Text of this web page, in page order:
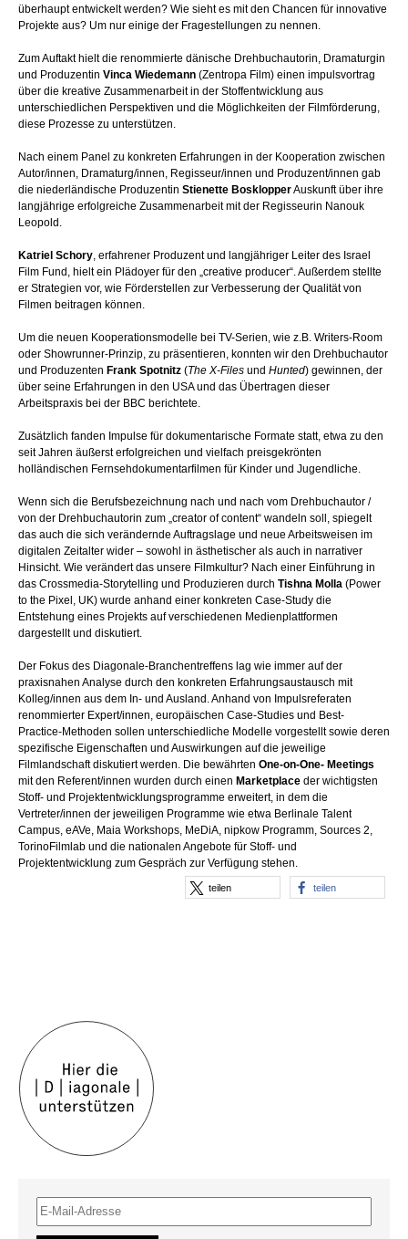
überhaupt entwickelt werden? Wie sieht es mit den Chancen für innovative
Projekte aus? Um nur einige der Fragestellungen zu nennen.
Zum Auftakt hielt die renommierte dänische Drehbuchautorin, Dramaturgin
und Produzentin Vinca Wiedemann (Zentropa Film) einen impulsvortrag
über die kreative Zusammenarbeit in der Stoffentwicklung aus
unterschiedlichen Perspektiven und die Möglichkeiten der Filmförderung,
diese Prozesse zu unterstützen.
Nach einem Panel zu konkreten Erfahrungen in der Kooperation zwischen
Autor/innen, Dramaturg/innen, Regisseur/innen und Produzent/innen gab
die niederländische Produzentin Stienette BosklopperAuskunft über ihre
langjährige erfolgreiche Zusammenarbeit mit der Regisseurin Nanouk
Leopold.
Katriel Schory, erfahrener Produzent und langjähriger Leiter des Israel
Film Fund, hielt ein Plädoyer für den „creative producer“. Außerdem stellte
er Strategien vor, wie Förderstellen zur Verbesserung der Qualität von
Filmen beitragen können.
Um die neuen Kooperationsmodelle bei TV-Serien, wie z.B. Writers-Room
oder Showrunner-Prinzip, zu präsentieren, konnten wir den Drehbuchautor
und Produzenten Frank Spotnitz (The X-Files und Hunted) gewinnen, der
über seine Erfahrungen in den USA und das Übertragen dieser
Arbeitspraxis bei der BBC berichtete.
Zusätzlich fanden Impulse für dokumentarische Formate statt, etwa zu den
seit Jahren äußerst erfolgreichen und vielfach preisgekrönten
holländischen Fernsehdokumentarfilmen für Kinder und Jugendliche.
Wenn sich die Berufsbezeichnung nach und nach vom Drehbuchautor /
von der Drehbuchautorin zum „creator of content“ wandeln soll, spiegelt
das auch die sich verändernde Auftragslage und neue Arbeitsweisen im
digitalen Zeitalter wider – sowohl in ästhetischer als auch in narrativer
Hinsicht. Wie verändert das unsere Filmkultur? Nach einer Einführung in
das Crossmedia-Storytelling und Produzieren durch Tishna Molla (Power
to the Pixel, UK) wurde anhand einer konkreten Case-Study die
Entstehung eines Projekts auf verschiedenen Medienplattformen
dargestellt und diskutiert.
Der Fokus des Diagonale-Branchentreffens lag wie immer auf der
praxisnahen Analyse durch den konkreten Erfahrungsaustausch mit
Kolleg/innen aus dem In- und Ausland. Anhand von Impulsreferaten
renommierter Expert/innen, europäischen Case-Studies und Best-
Practice-Methoden sollen unterschiedliche Modelle vorgestellt sowie deren
spezifische Eigenschaften und Auswirkungen auf die jeweilige
Filmlandschaft diskutiert werden. Die bewährten One-on-One- Meetings
mit den Referent/innen wurden durch einen Marketplace der wichtigsten
Stoff- und Projektentwicklungsprogramme erweitert, in dem die
Vertreter/innen der jeweiligen Programme wie etwa Berlinale Talent
Campus, eAVe, Maia Workshops, MeDiA, nipkow Programm, Sources 2,
TorinoFilmlab und die nationalen Angebote für Stoff- und
Projektentwicklung zum Gespräch zur Verfügung stehen.
teilen teilen